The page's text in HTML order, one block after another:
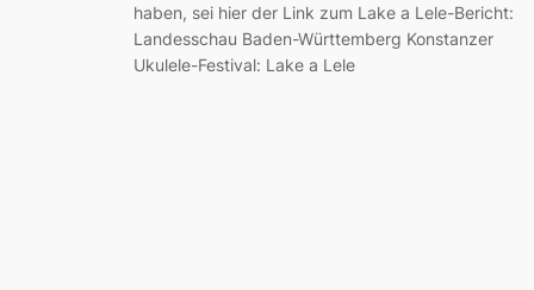
haben, sei hier der Link zum Lake a Lele-Bericht:
Landesschau Baden-Württemberg Konstanzer
Ukulele-Festival: Lake a Lele